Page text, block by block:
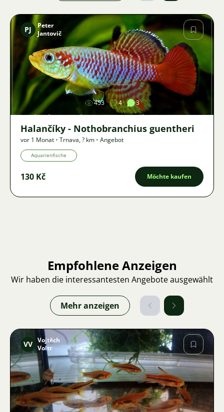
Bild
PJ
Peter
Jantovič
453 4 3
Halančíky - Nothobranchius guentheri
vor 1 Monat • Trnava,? km • Angebot
Aquarienfische
130 Kč Möchte kaufen
Empfohlene Anzeigen
Wir haben die interessantesten Angebote ausgewählt
Mehr anzeigen
Bild
VV Vojtěch
Voltr